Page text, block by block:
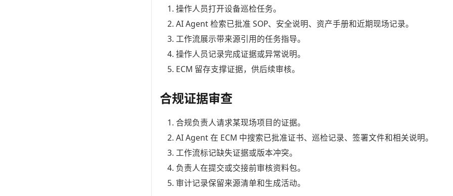
操作人员打开设备巡检任务。
AI Agent 检索已批准 SOP、安全说明、资产手册和近期现场记录。
工作流展示带来源引用的任务指导。
操作人员记录完成证据或异常说明。
ECM 留存支撑证据，供后续审核。
合规证据审查
合规负责人请求某现场项目的证据。
AI Agent 在 ECM 中搜索已批准证书、巡检记录、签署文件和相关说明。
工作流标记缺失证据或版本冲突。
负责人在提交或交接前审核资料包。
审计记录保留来源清单和生成活动。